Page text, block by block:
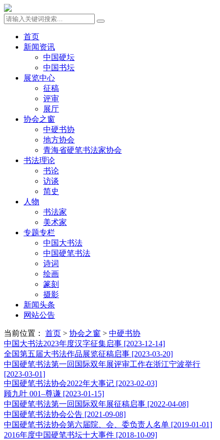
首页
新闻资讯
中国硬坛
中国书坛
展览中心
征稿
评审
展厅
协会之窗
中硬书协
地方协会
青海省硬笔书法家协会
书法理论
书论
访谈
简史
人物
书法家
美术家
专题专栏
中国大书法
中国硬笔书法
诗词
绘画
篆刻
摄影
新闻头条
网站公告
当前位置： 首页 > 协会之窗 > 中硬书协
中国大书法2023年度汉字征集启事 [2023-12-14]
全国第五届大书法作品展览征稿启事 [2023-03-20]
中国硬笔书法第一回国际双年展评审工作在浙江宁波举行
[2023-03-01]
中国硬笔书法协会2022年大事记 [2023-02-03]
顾九叶 001–尊谦 [2023-01-15]
中国硬笔书法第一回国际双年展征稿启事 [2022-04-08]
中国硬笔书法协会公告 [2021-09-08]
中国硬笔书法协会第六届院、会、委负责人名单 [2019-01-01]
2016年度中国硬笔书坛十大事件 [2018-10-09]